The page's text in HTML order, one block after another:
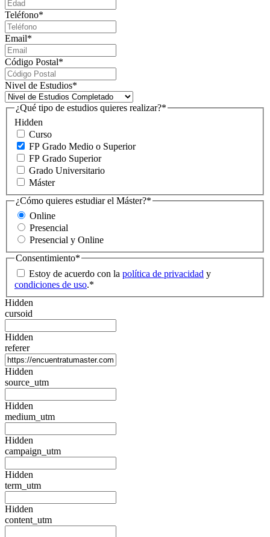
Teléfono*
Email*
Código Postal*
Nivel de Estudios*
Hidden
¿Qué tipo de estudios quieres realizar?*
Curso
FP Grado Medio o Superior
FP Grado Superior
Grado Universitario
Máster
¿Cómo quieres estudiar el Máster?*
Online
Presencial
Presencial y Online
Consentimiento*
Estoy de acuerdo con la política de privacidad y
condiciones de uso.*
Hidden
cursoid
Hidden
referer
Hidden
source_utm
Hidden
medium_utm
Hidden
campaign_utm
Hidden
term_utm
Hidden
content_utm